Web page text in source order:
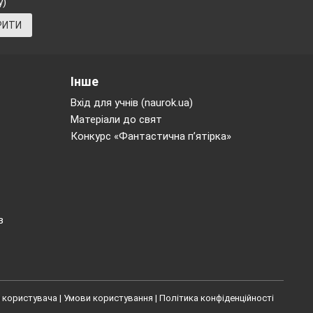
не вважають
за дітьми,
зміни. Тому
для всього
Інше
Вхід для учнів (naurok.ua)
Матеріали до свят
Конкурс «Фантастична п’ятірка»
користувача | Умови користування | Політика конфіденційності